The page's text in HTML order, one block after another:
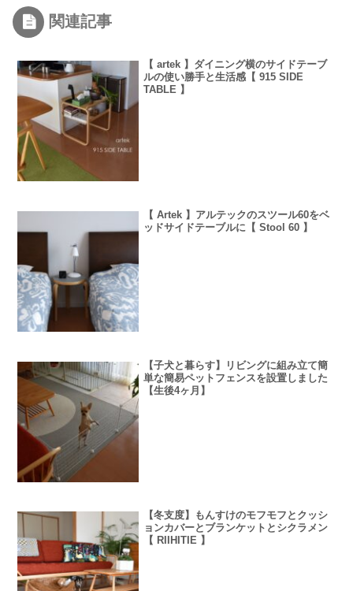
関連記事
【 artek 】ダイニング横のサイドテーブ
ルの使い勝手と生活感【 915 SIDE
TABLE 】
【 Artek 】アルテックのスツール60をベ
ッドサイドテーブルに【 Stool 60 】
【子犬と暮らす】リビングに組み立て簡
単な簡易ペットフェンスを設置しました
【生後4ヶ月】
【冬支度】もんすけのモフモフとクッシ
ョンカバーとブランケットとシクラメン
【 RIIHITIE 】